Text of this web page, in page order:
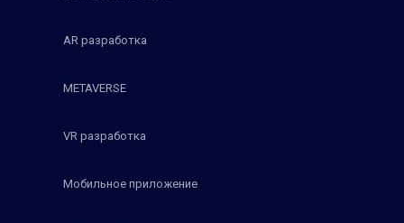
AR разработка
METAVERSE
VR разработка
Мобильное приложение